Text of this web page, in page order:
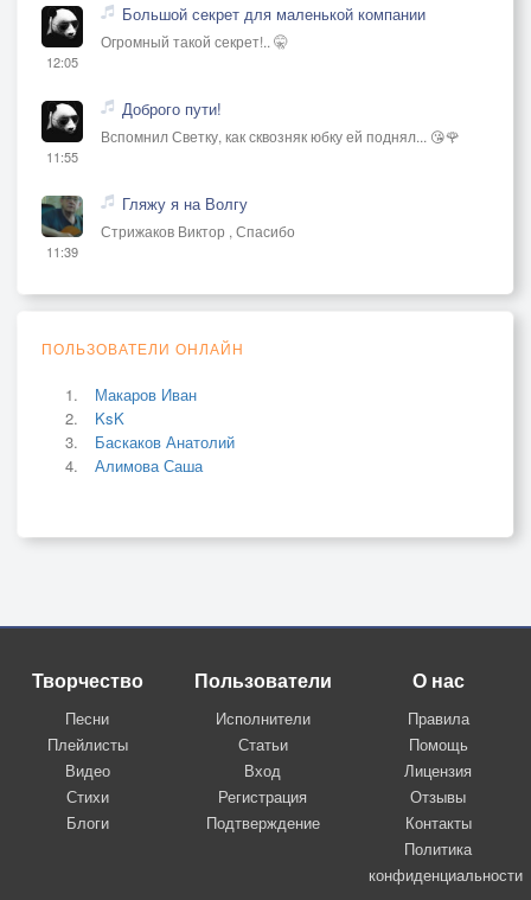
12:05
Большой секрет для маленькой компании
Огромный такой секрет!.. 🤫
11:55
Доброго пути!
Вспомнил Светку, как сквозняк юбку ей поднял... 😘🌹
11:39
Гляжу я на Волгу
Стрижаков Виктор , Спасибо
ПОЛЬЗОВАТЕЛИ ОНЛАЙН
Макаров Иван
KsK
Баскаков Анатолий
Алимова Саша
Творчество
Песни
Плейлисты
Видео
Стихи
Блоги
Пользователи
Исполнители
Статьи
Вход
Регистрация
Подтверждение
О нас
Правила
Помощь
Лицензия
Отзывы
Контакты
Политика
конфиденциальности